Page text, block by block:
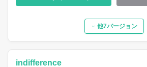
他7バージョン
indifference